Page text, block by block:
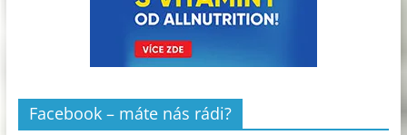
Facebook – máte nás rádi?